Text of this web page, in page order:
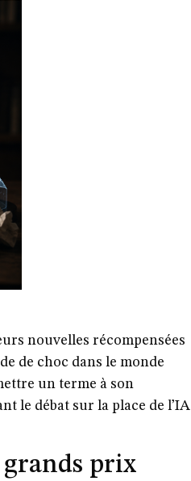
nouvelles récompensées
de choc dans le monde
un terme à son
le débat sur la place de l’IA
grands prix